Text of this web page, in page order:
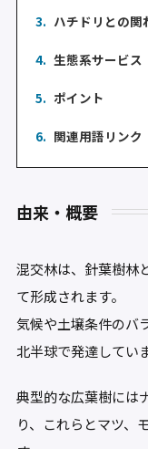
3. ハチドリとの関
4. 生態系サービス
5. ポイント
6. 関連用語リンク
由来・概要
混交林は、針葉樹林
て形成されます。
気候や土壌条件のバ
北半球で発達してい
典型的な広葉樹には
り、これらとマツ、